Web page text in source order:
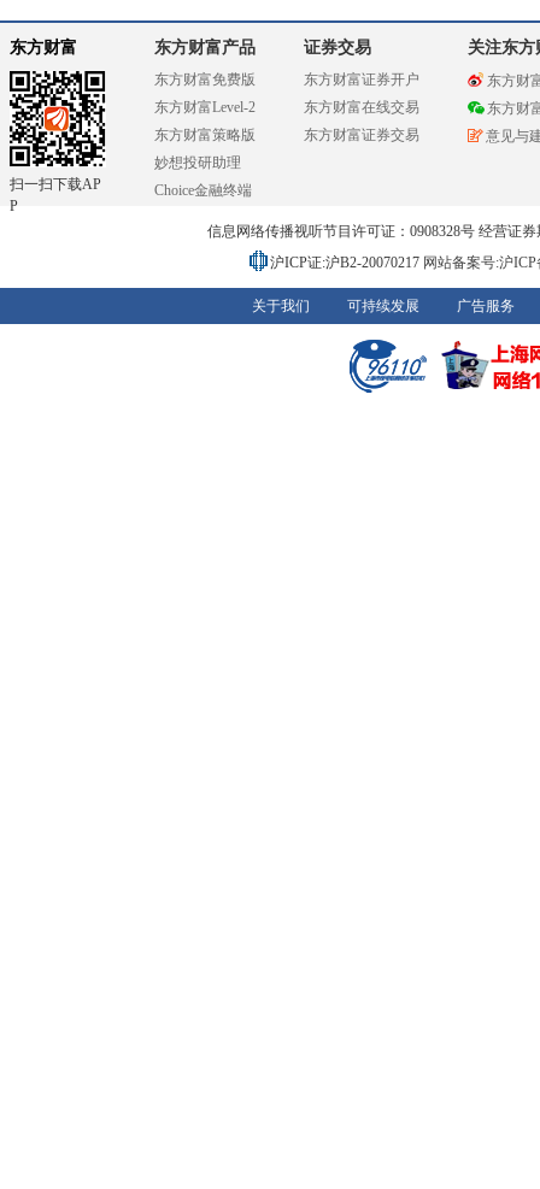
东方财富
扫一扫下载AP
P
东方财富产品
东方财富免费版
东方财富Level-2
东方财富策略版
妙想投研助理
Choice金融终端
证券交易
东方财富证券开户
东方财富在线交易
东方财富证券交易
关注东方
东方财
东方财
意见与
信息网络传播视听节目许可证：0908328号 经营证
沪ICP证:沪B2-20070217 网站备案号:沪
关于我们 可持续发展 广告服务